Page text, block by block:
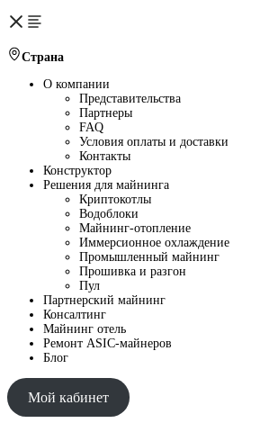
Страна
О компании
Представительства
Партнеры
FAQ
Условия оплаты и доставки
Контакты
Конструктор
Решения для майнинга
Криптокотлы
Водоблоки
Майнинг-отопление
Иммерсионное охлаждение
Промышленный майнинг
Прошивка и разгон
Пул
Партнерский майнинг
Консалтинг
Майнинг отель
Ремонт ASIC-майнеров
Блог
Мой кабинет